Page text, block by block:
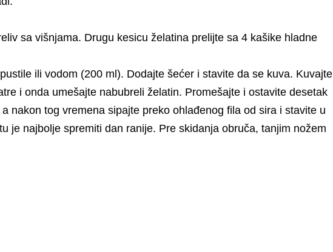
sa višnjama. Drugu kesicu želatina prelijte sa 4 kašike hladne
ili vodom (200 ml). Dodajte šećer i stavite da se kuva. Kuvajte
i onda umešajte nabubreli želatin. Promešajte i ostavite desetak
nakon tog vremena sipajte preko ohlađenog fila od sira i stavite u
je najbolje spremiti dan ranije. Pre skidanja obruča, tanjim nožem